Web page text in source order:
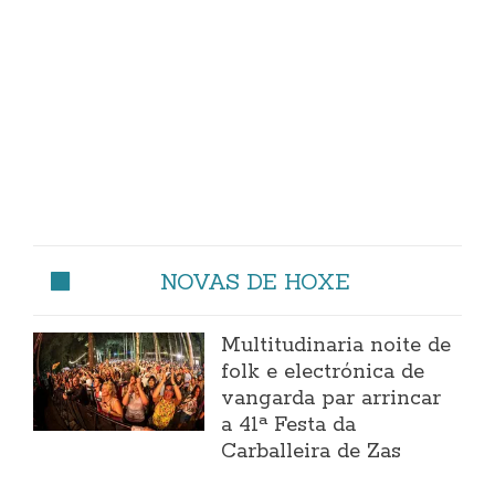
NOVAS DE HOXE
Multitudinaria noite de
folk e electrónica de
vangarda par arrincar
a 41ª Festa da
Carballeira de Zas